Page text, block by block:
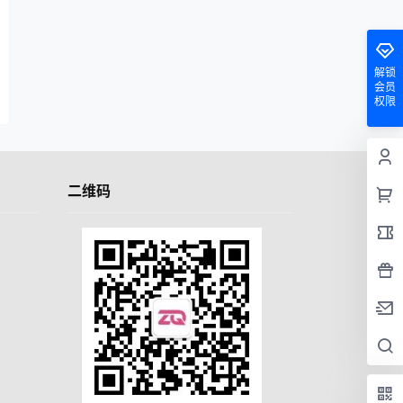
解锁
会员
权限
二维码